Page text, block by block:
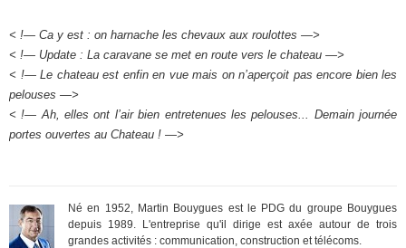
< !— Ca y est : on harnache les chevaux aux roulottes —>
< !— Update : La caravane se met en route vers le chateau —>
< !— Le chateau est enfin en vue mais on n’aperçoit pas encore bien les
pelouses —>
< !— Ah, elles ont l’air bien entretenues les pelouses... Demain journée
portes ouvertes au Chateau ! —>
Né en 1952, Martin Bouygues est le PDG du groupe Bouygues
depuis 1989. L'entreprise qu'il dirige est axée autour de trois
grandes activités : communication, construction et télécoms.